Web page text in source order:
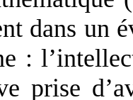
dans un
:
prise